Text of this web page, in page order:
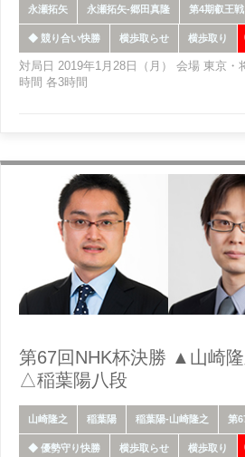
永瀬拓矢 永瀬拓矢-郷田真隆 第4期叡王戦
◆ 競り合い快勝 横歩取らせ 横歩取り
対局日 2019年1月28日（月） 会場 東京・
時間 各3時間
第67回NHK杯決勝 ▲山崎
△稲葉陽八段
山崎隆之 稲葉陽 稲葉陽-山崎隆之 第
◆ 優勢守り快勝 横歩取らせ 横歩取り